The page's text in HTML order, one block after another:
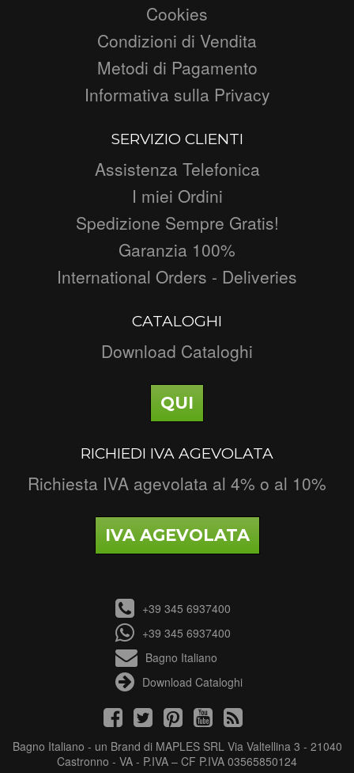
Cookies
Condizioni di Vendita
Metodi di Pagamento
Informativa sulla Privacy
SERVIZIO CLIENTI
Assistenza Telefonica
I miei Ordini
Spedizione Sempre Gratis!
Garanzia 100%
International Orders - Deliveries
CATALOGHI
Download Cataloghi
QUI
RICHIEDI IVA AGEVOLATA
Richiesta IVA agevolata al 4% o al 10%
IVA AGEVOLATA
+39 345 6937400
+39 345 6937400
Bagno Italiano
Download Cataloghi
Bagno Italiano - un Brand di MAPLES SRL Via Valtellina 3 - 21040
Castronno - VA - P.IVA – CF P.IVA 03565850124